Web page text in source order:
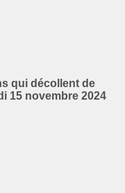
qui décollent de
15 novembre 2024